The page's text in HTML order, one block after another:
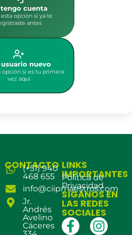
tengo cuenta
opción si ya te
antes
usuario nuevo
opción si es tu primera
vez aquí
CONTACTO
(+51) 940
468 655
info@ciipmaestros.com
Jr.
Andrés
Avelino
Cáceres
LINKS
IMPORTANTES
Política de
Privacidad
SÍGANOS EN
LAS REDES
SOCIALES